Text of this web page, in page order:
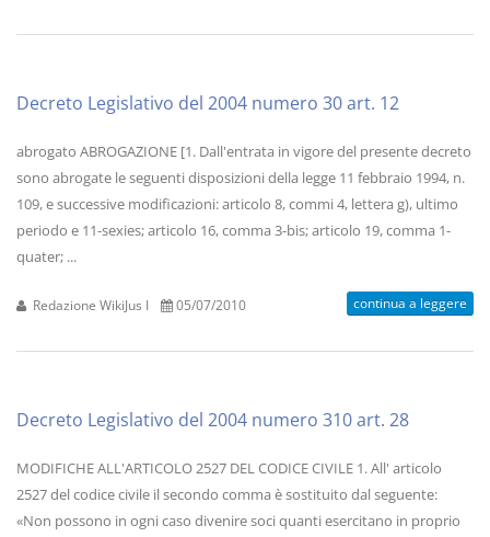
Decreto Legislativo del 2004 numero 30 art. 12
abrogato ABROGAZIONE [1. Dall'entrata in vigore del presente decreto
sono abrogate le seguenti disposizioni della legge 11 febbraio 1994, n.
109, e successive modificazioni: articolo 8, commi 4, lettera g), ultimo
periodo e 11-sexies; articolo 16, comma 3-bis; articolo 19, comma 1-
quater; ...
Redazione WikiJus I 05/07/2010 continua a leggere
Decreto Legislativo del 2004 numero 310 art. 28
MODIFICHE ALL'ARTICOLO 2527 DEL CODICE CIVILE 1. All' articolo
2527 del codice civile il secondo comma è sostituito dal seguente:
«Non possono in ogni caso divenire soci quanti esercitano in proprio